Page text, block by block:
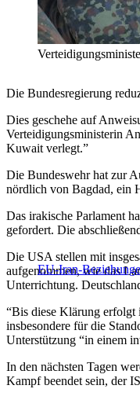
Die Bundesregierung
Dies geschehe auf
Verteidigungsministerin
Kuwait verlegt.”
Die Bundeswehr hat zur
nördlich von Bagdad, ein
Das irakische Parlament
gefordert. Die
EU-Iran-
Die USA stellen mit
aufgenommen, wie das
Unterrichtung.
“Bis diese Klärung erfolgt
insbesondere für die
Unterstützung “in einem
In den nächsten Tagen
Kampf beendet sein, der